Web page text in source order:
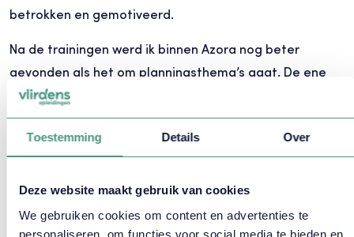
Toestemming Details Over
Deze website maakt gebruik van cookies
We gebruiken cookies om content en advertenties te
personaliseren, om functies voor social media te bieden en
betrokken en gemotiveerd.
Na de trainingen werd ik binnen Azora nog beter
gevonden als het om planningsthema’s gaat. De ene
keer over upgrades van de planningsapplicatie. De
andere keer een regiomanager die met mij wilde
sparren over mijn ideeën over planning.